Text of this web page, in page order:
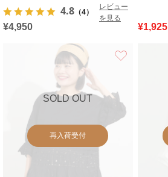
4.8 （4）
レビュー
を見る
¥4,950
¥1,925
SOLD OUT
再入荷受付